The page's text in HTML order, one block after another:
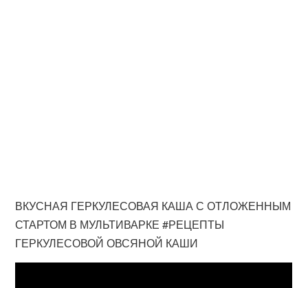
ВКУСНАЯ ГЕРКУЛЕСОВАЯ КАША С ОТЛОЖЕННЫМ
СТАРТОМ В МУЛЬТИВАРКЕ #РЕЦЕПТЫ
ГЕРКУЛЕСОВОЙ ОВСЯНОЙ КАШИ